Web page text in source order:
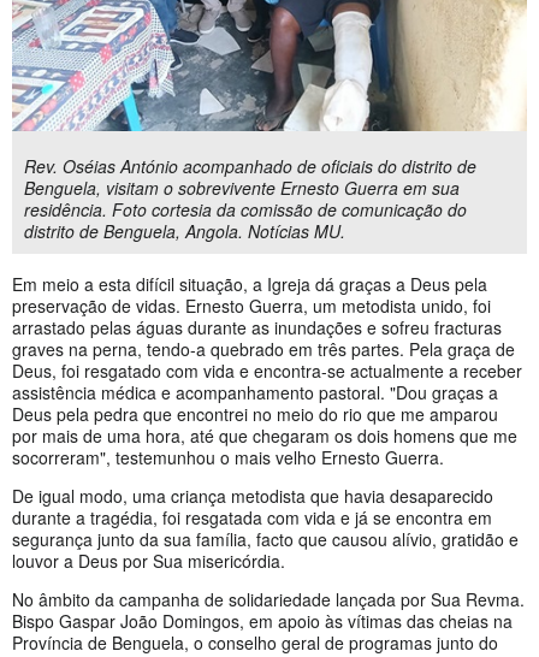
Rev. Oséias António acompanhado de oficiais do distrito de
Benguela, visitam o sobrevivente Ernesto Guerra em sua
residência. Foto cortesia da comissão de comunicação do
distrito de Benguela, Angola. Notícias MU.
Em meio a esta difícil situação, a Igreja dá graças a Deus pela
preservação de vidas. Ernesto Guerra, um metodista unido, foi
arrastado pelas águas durante as inundações e sofreu fracturas
graves na perna, tendo-a quebrado em três partes. Pela graça de
Deus, foi resgatado com vida e encontra-se actualmente a receber
assistência médica e acompanhamento pastoral. "Dou graças a
Deus pela pedra que encontrei no meio do rio que me amparou
por mais de uma hora, até que chegaram os dois homens que me
socorreram", testemunhou o mais velho Ernesto Guerra.
De igual modo, uma criança metodista que havia desaparecido
durante a tragédia, foi resgatada com vida e já se encontra em
segurança junto da sua família, facto que causou alívio, gratidão e
louvor a Deus por Sua misericórdia.
No âmbito da campanha de solidariedade lançada por Sua Revma.
Bispo Gaspar João Domingos, em apoio às vítimas das cheias na
Província de Benguela, o conselho geral de programas junto do